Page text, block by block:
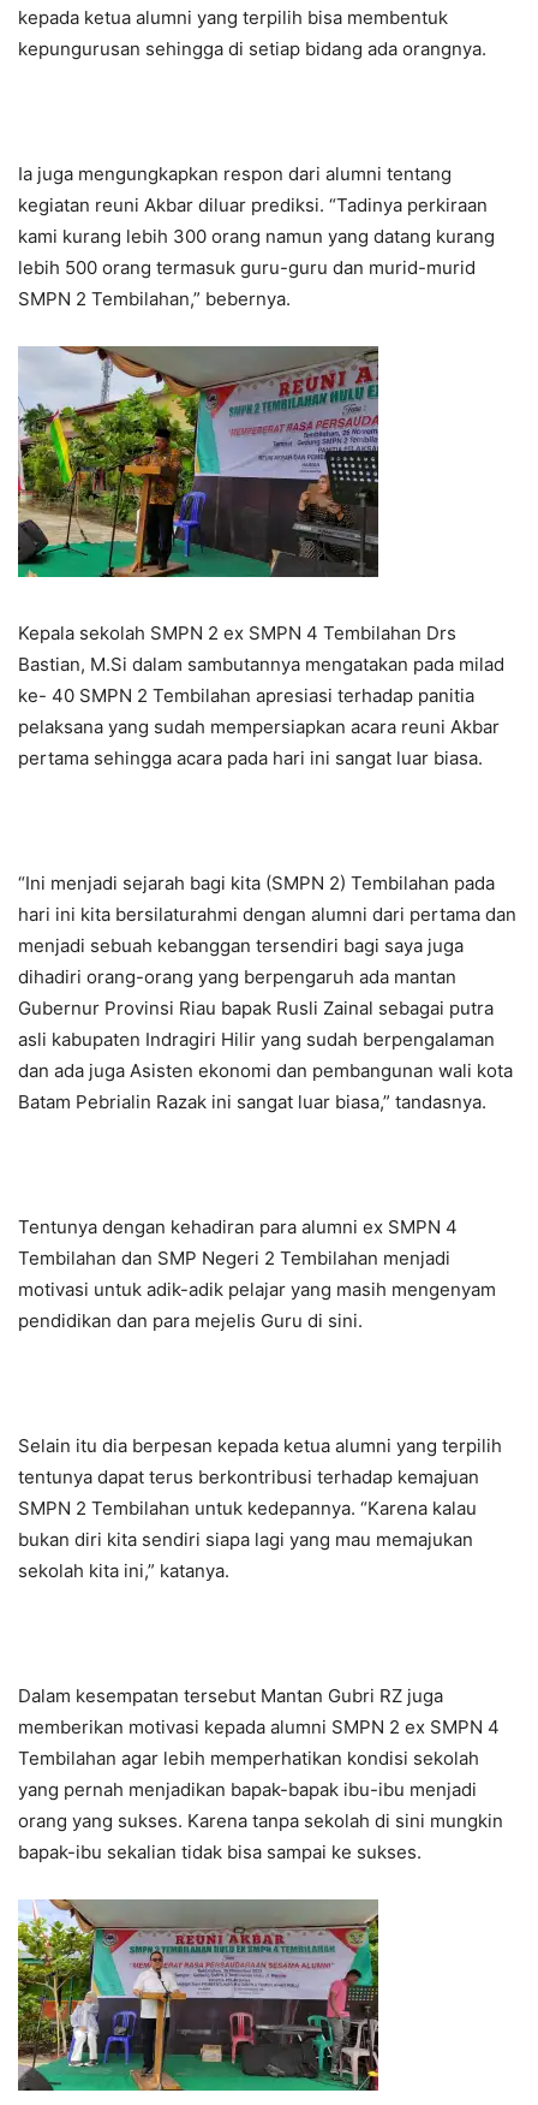
kepada ketua alumni yang terpilih bisa membentuk
kepungurusan sehingga di setiap bidang ada orangnya.
Ia juga mengungkapkan respon dari alumni tentang
kegiatan reuni Akbar diluar prediksi. “Tadinya perkiraan
kami kurang lebih 300 orang namun yang datang kurang
lebih 500 orang termasuk guru-guru dan murid-murid
SMPN 2 Tembilahan,” bebernya.
Kepala sekolah SMPN 2 ex SMPN 4 Tembilahan Drs
Bastian, M.Si dalam sambutannya mengatakan pada milad
ke- 40 SMPN 2 Tembilahan apresiasi terhadap panitia
pelaksana yang sudah mempersiapkan acara reuni Akbar
pertama sehingga acara pada hari ini sangat luar biasa.
“Ini menjadi sejarah bagi kita (SMPN 2) Tembilahan pada
hari ini kita bersilaturahmi dengan alumni dari pertama dan
menjadi sebuah kebanggan tersendiri bagi saya juga
dihadiri orang-orang yang berpengaruh ada mantan
Gubernur Provinsi Riau bapak Rusli Zainal sebagai putra
asli kabupaten Indragiri Hilir yang sudah berpengalaman
dan ada juga Asisten ekonomi dan pembangunan wali kota
Batam Pebrialin Razak ini sangat luar biasa,” tandasnya.
Tentunya dengan kehadiran para alumni ex SMPN 4
Tembilahan dan SMP Negeri 2 Tembilahan menjadi
motivasi untuk adik-adik pelajar yang masih mengenyam
pendidikan dan para mejelis Guru di sini.
Selain itu dia berpesan kepada ketua alumni yang terpilih
tentunya dapat terus berkontribusi terhadap kemajuan
SMPN 2 Tembilahan untuk kedepannya. “Karena kalau
bukan diri kita sendiri siapa lagi yang mau memajukan
sekolah kita ini,” katanya.
Dalam kesempatan tersebut Mantan Gubri RZ juga
memberikan motivasi kepada alumni SMPN 2 ex SMPN 4
Tembilahan agar lebih memperhatikan kondisi sekolah
yang pernah menjadikan bapak-bapak ibu-ibu menjadi
orang yang sukses. Karena tanpa sekolah di sini mungkin
bapak-ibu sekalian tidak bisa sampai ke sukses.